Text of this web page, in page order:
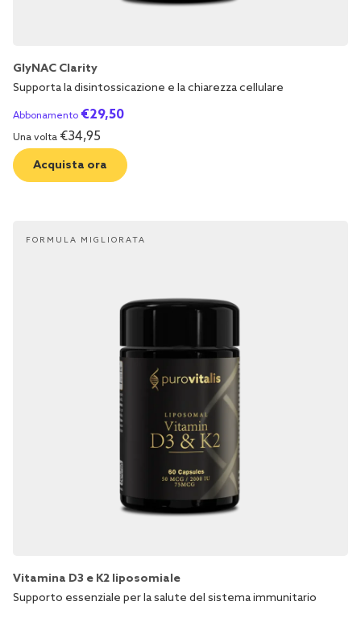
GlyNAC Clarity
Supporta la disintossicazione e la chiarezza cellulare
Abbonamento €29,50
Una volta €34,95
Acquista ora
FORMULA MIGLIORATA
Vitamina D3 e K2 liposomiale
Supporto essenziale per la salute del sistema immunitario